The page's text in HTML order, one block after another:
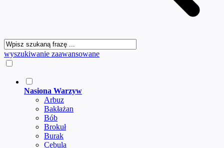
wyszukiwanie zaawansowane
Nasiona Warzyw
Arbuz
Bakłażan
Bób
Brokuł
Burak
Cebula